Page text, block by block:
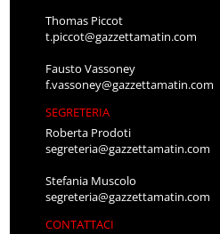
Thomas Piccot
t.piccot@gazzettamatin.com
Fausto Vassoney
f.vassoney@gazzettamatin.com
SEGRETERIA
Roberta Prodoti
segreteria@gazzettamatin.com
Stefania Muscolo
segreteria@gazzettamatin.com
CONTATTACI